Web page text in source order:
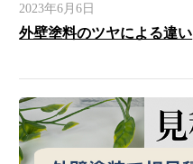
2023年6月6日
外壁塗料のツヤによる違い